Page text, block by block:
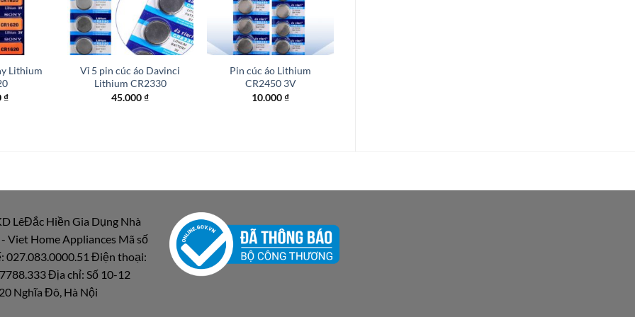
Lithium
₫
+
Vỉ 5 pin cúc áo Davinci
Lithium CR2330
45.000₫
Pin cúc áo Lithium
CR2450 3V
10.000₫
LêĐắc Hiền Gia Dụng Nhà
Viet Home Appliances Mã số
027.083.0000.51 Điện thoại:
Địa chỉ: Số 10-12
Nghĩa Đô, Hà Nội